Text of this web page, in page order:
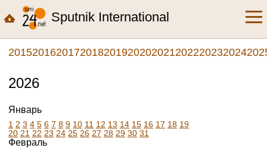
Sputnik International
2015201620172018201920202021202220232024
2026
Январь
1 2 3 4 5 6 7 8 9 10 11 12 13 14 15 16 17 18 19
20 21 22 23 24 25 26 27 28 29 30 31
Февраль